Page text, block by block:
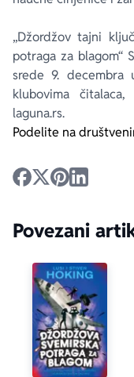
„Džordžov tajni
potraga za blagom“
srede 9. decembra
klubovima
laguna.rs.
Podelite na
Povezani